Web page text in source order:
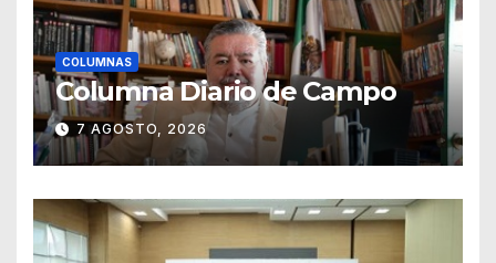
COLUMNAS
Columna Diario de Campo
7 AGOSTO, 2026